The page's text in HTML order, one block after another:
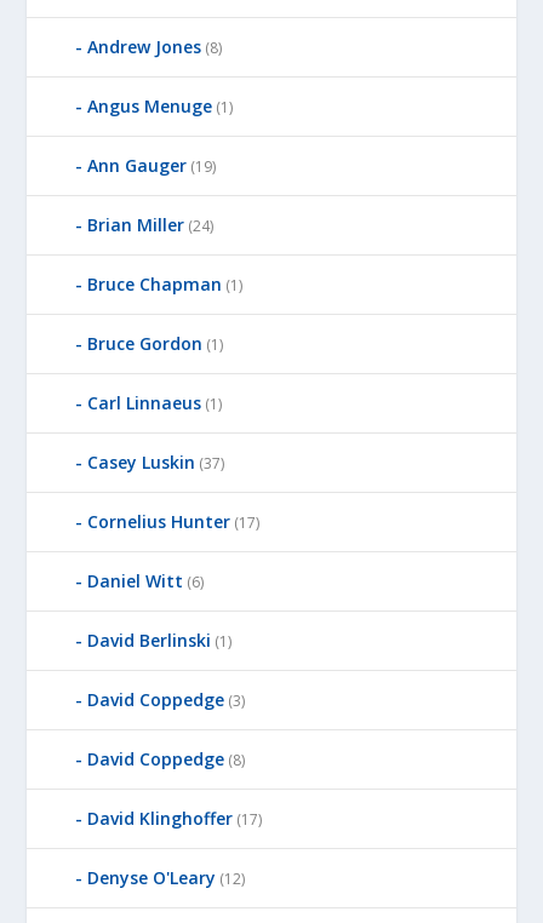
Andrew Jones (8)
Angus Menuge (1)
Ann Gauger (19)
Brian Miller (24)
Bruce Chapman (1)
Bruce Gordon (1)
Carl Linnaeus (1)
Casey Luskin (37)
Cornelius Hunter (17)
Daniel Witt (6)
David Berlinski (1)
David Coppedge (3)
David Coppedge (8)
David Klinghoffer (17)
Denyse O'Leary (12)